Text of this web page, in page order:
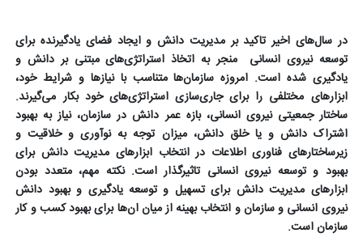
در سال‌های اخیر تاکید بر مدیریت دانش و ایجاد فضای یادگیرنده برای
توسعه نیروی انسانی
منجر به اتخاذ استراتژی‌های مبتنی بر دانش و
یادگیری شده است. امروزه سازمان‌ها متناسب با نیازها و شرایط خود،
ابزارهای مختلفی را برای جاری‌سازی استراتژی‌های خود بکار می‌گیرند.
ساختار جمعیتی نیروی انسانی، بازه عمر دانش در سازمان، نیاز به بهبود
اشتراک دانش و یا خلق دانش، میزان توجه به نوآوری و خلاقیت و
زیرساختارهای فناوری اطلاعات در انتخاب ابزارهای مدیریت دانش برای
بهبود و توسعه نیروی انسانی تاثیرگذار است. نکته مهم، متعدد بودن
ابزارهای مدیریت دانش برای تسهیل و توسعه یادگیری و بهبود دانش
نیروی انسانی و سازمان و انتخاب بهینه از میان ان‌ها برای بهبود کسب و کار
سازمان است.